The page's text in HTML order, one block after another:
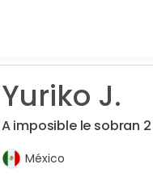
Yuriko J.
A imposible le sobran
México